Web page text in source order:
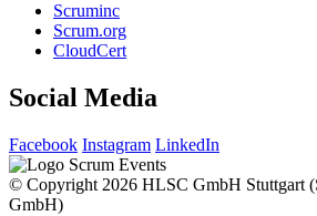
Scruminc
Scrum.org
CloudCert
Social Media
Facebook Instagram LinkedIn
© Copyright 2026 HLSC GmbH Stuttgart
GmbH)